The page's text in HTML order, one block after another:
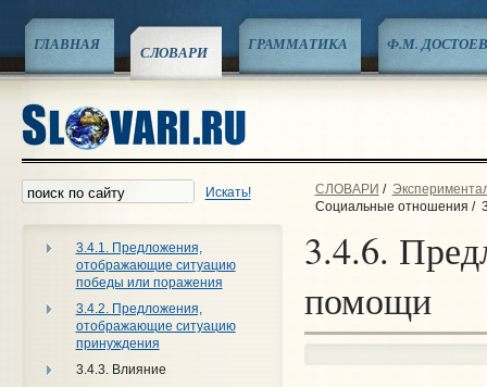
ГЛАВНАЯ СЛОВАРИ ГРАММАТИКА Ф.М.
Искать!
3.4.1. Предложения,
отображающие ситуацию
победы или поражения
3.4.2. Предложения,
отображающие ситуацию
принуждения
3.4.3. Влияние
СЛОВАРИ /
Социальные отношения /
3.4.6.
помощи